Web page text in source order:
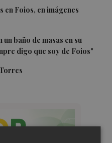
en Foios, en imágenes
baño de masas en su
digo que soy de Foios"